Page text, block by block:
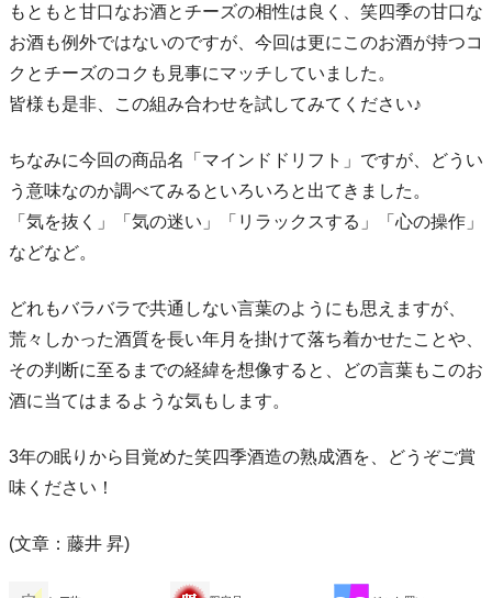
もともと甘口なお酒とチーズの相性は良く、笑四季の甘口な
お酒も例外ではないのですが、今回は更にこのお酒が持つコ
クとチーズのコクも見事にマッチしていました。
皆様も是非、この組み合わせを試してみてください♪
ちなみに今回の商品名「マインドドリフト」ですが、どうい
う意味なのか調べてみるといろいろと出てきました。
「気を抜く」「気の迷い」「リラックスする」「心の操作」
などなど。
どれもバラバラで共通しない言葉のようにも思えますが、
荒々しかった酒質を長い年月を掛けて落ち着かせたことや、
その判断に至るまでの経緯を想像すると、どの言葉もこのお
酒に当てはまるような気もします。
3年の眠りから目覚めた笑四季酒造の熟成酒を、どうぞご賞
味ください！
(文章：藤井 昇)